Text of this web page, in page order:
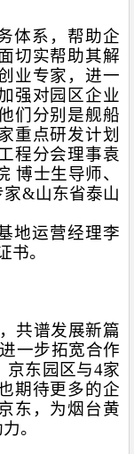
体系，帮助企
切实帮助其解
业专家，进一
强对园区企业
们分别是舰船
重点研发计划
程分会理事袁
博士生导师、
家&山东省泰山
地运营经理李
书。
共谱发展新篇
一步拓宽合作
京东园区与4家
期待更多的企
东，为烟台黄
。